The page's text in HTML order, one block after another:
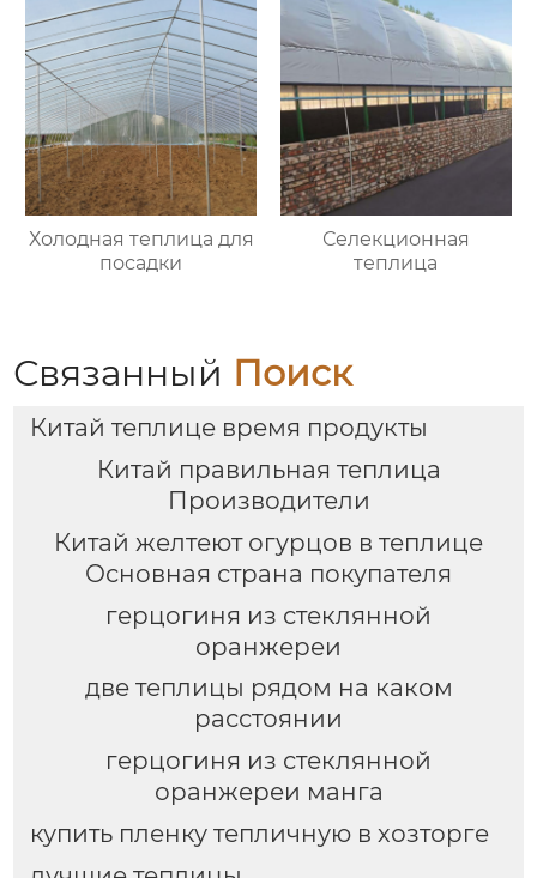
Холодная теплица для
посадки
Селекционная
теплица
Связанный Поиск
Китай теплице время продукты
Китай правильная теплица
Производители
Китай желтеют огурцов в теплице
Основная страна покупателя
герцогиня из стеклянной
оранжереи
две теплицы рядом на каком
расстоянии
герцогиня из стеклянной
оранжереи манга
купить пленку тепличную в хозторге